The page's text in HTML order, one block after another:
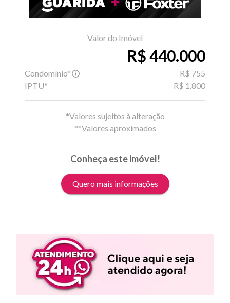
Valor do Imóvel
R$ 440.000
Condomínio*
R$ 755
IPTU*
R$ 1.800
*Valores sujeitos à alteração
**Valores aproximados
Conheça este imóvel!
Quero mais informações